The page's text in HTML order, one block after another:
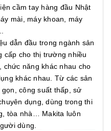
cầm tay hàng đầu Nhật
mài, máy khoan, máy
dẫn đầu trong ngành sản
cấp cho thị trường nhiều
chức năng khác nhau cho
khác nhau. Từ các sản
công suất thấp, sử
dụng, dùng trong thi
tòa nhà… Makita luôn
dùng.